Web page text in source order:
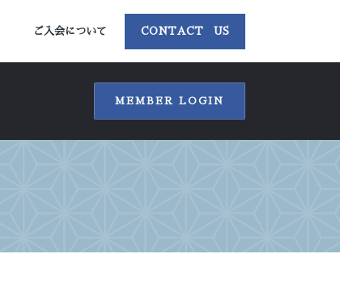
ご入会について CONTACT US
MEMBER LOGIN